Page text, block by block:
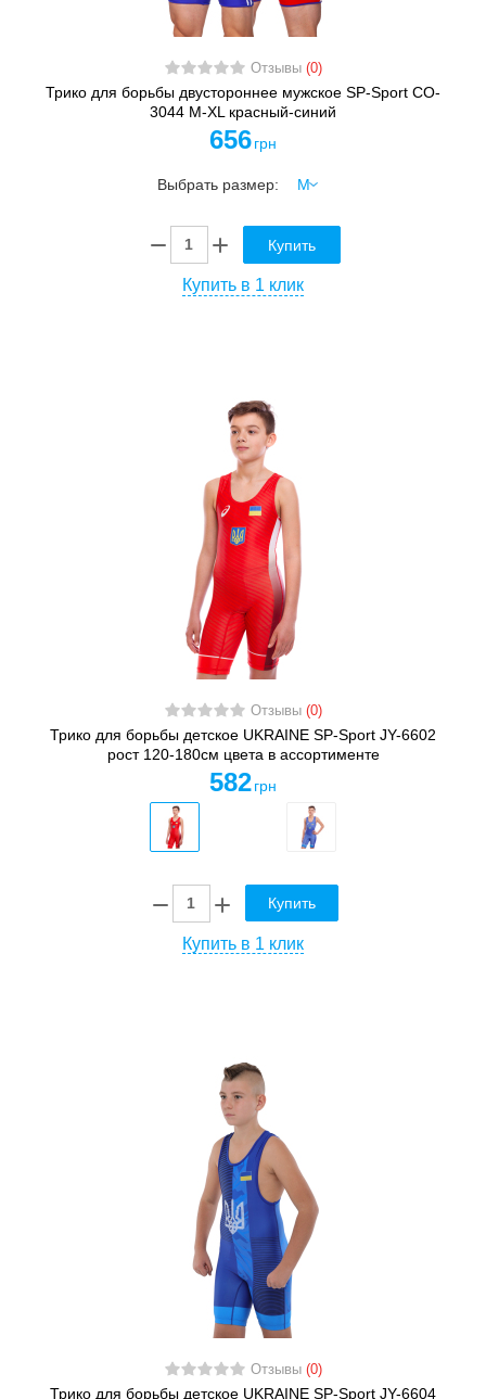
Отзывы (0)
Трико для борьбы двустороннее мужское SP-Sport CO-
3044 M-XL красный-синий
656 грн
Выбрать размер:
Купить
Купить в 1 клик
Отзывы (0)
Трико для борьбы детское UKRAINE SP-Sport JY-6602
рост 120-180см цвета в ассортименте
582 грн
Купить
Купить в 1 клик
Отзывы (0)
Трико для борьбы детское UKRAINE SP-Sport JY-6604